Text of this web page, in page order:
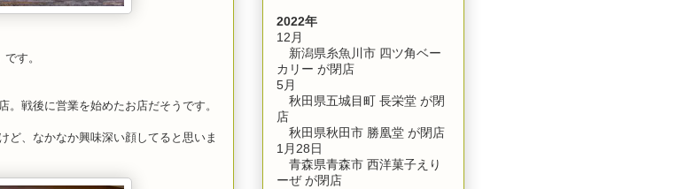
す。
戦後に営業を始めたお店だそうです。
ど、なかなか興味深い顔してると思いま
2022年
12月
新潟県糸魚川市 四ツ角ベー
カリー が閉店
5月
秋田県五城目町 長栄堂 が閉
店
秋田県秋田市 勝凰堂 が閉店
1月28日
青森県青森市 西洋菓子えり
ーぜ が閉店